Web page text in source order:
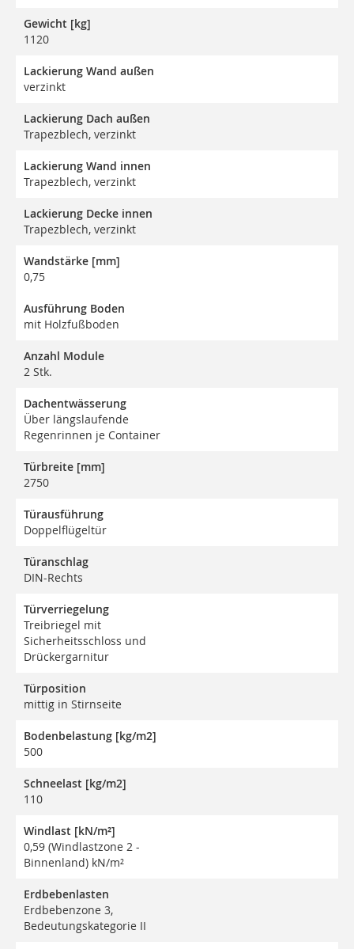
Gewicht [kg]
1120
Lackierung Wand außen
verzinkt
Lackierung Dach außen
Trapezblech, verzinkt
Lackierung Wand innen
Trapezblech, verzinkt
Lackierung Decke innen
Trapezblech, verzinkt
Wandstärke [mm]
0,75
Ausführung Boden
mit Holzfußboden
Anzahl Module
2 Stk.
Dachentwässerung
Über längslaufende
Regenrinnen je Container
Türbreite [mm]
2750
Türausführung
Doppelflügeltür
Türanschlag
DIN-Rechts
Türverriegelung
Treibriegel mit
Sicherheitsschloss und
Drückergarnitur
Türposition
mittig in Stirnseite
Bodenbelastung [kg/m2]
500
Schneelast [kg/m2]
110
Windlast [kN/m²]
0,59 (Windlastzone 2 -
Binnenland) kN/m²
Erdbebenlasten
Erdbebenzone 3,
Bedeutungskategorie II